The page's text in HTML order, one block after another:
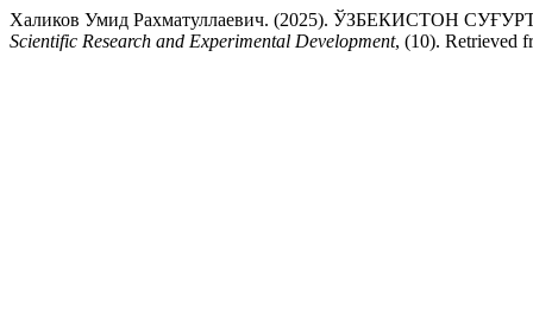
Халиков Умид Рахматуллаевич. (2025).
Scientific Research and Experimental Development, (10). Retrieved